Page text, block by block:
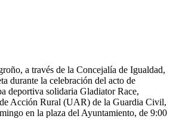
a través de la Concejalía de Igualdad,
durante la celebración del acto de
deportiva solidaria Gladiator Race,
Acción Rural (UAR) de la Guardia Civil,
en la plaza del Ayuntamiento, de 9:00